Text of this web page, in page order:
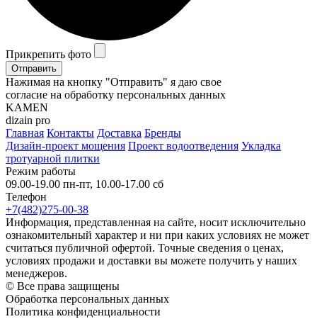
Прикрепить фото
Отправить
Нажимая на кнопку "Отправить" я даю свое
согласие на обработку персональных данных
KAMEN
dizain pro
Главная Контакты Доставка Бренды
Дизайн-проект мощения Проект водоотведения Укладка
тротуарной плитки
Режим работы
09.00-19.00 пн-пт, 10.00-17.00 сб
Телефон
+7(482)275-00-38
Информация, представленная на сайте, носит исключительно
ознакомительный характер и ни при каких условиях не может
считаться публичной офертой. Точные сведения о ценах,
условиях продажи и доставки вы можете получить у наших
менеджеров.
© Все права защищены
Обработка персональных данных
Политика конфиденциальности